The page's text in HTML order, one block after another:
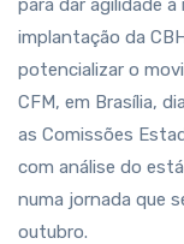
para dar agilidade
implantação da
potencializar o
CFM, em Brasília,
as Comissões
com análise do
numa jornada que
outubro.